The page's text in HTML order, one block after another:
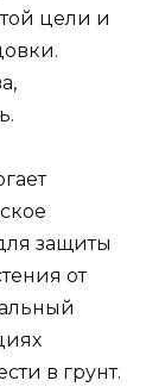
цели и
защиты
от
в грунт.